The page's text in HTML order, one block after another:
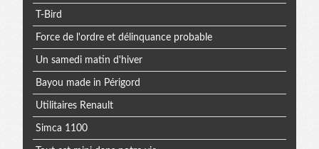
T-Bird
Force de l'ordre et délinquance probable
Un samedi matin d'hiver
Bayou made in Périgord
Utilitaires Renault
Simca 1100